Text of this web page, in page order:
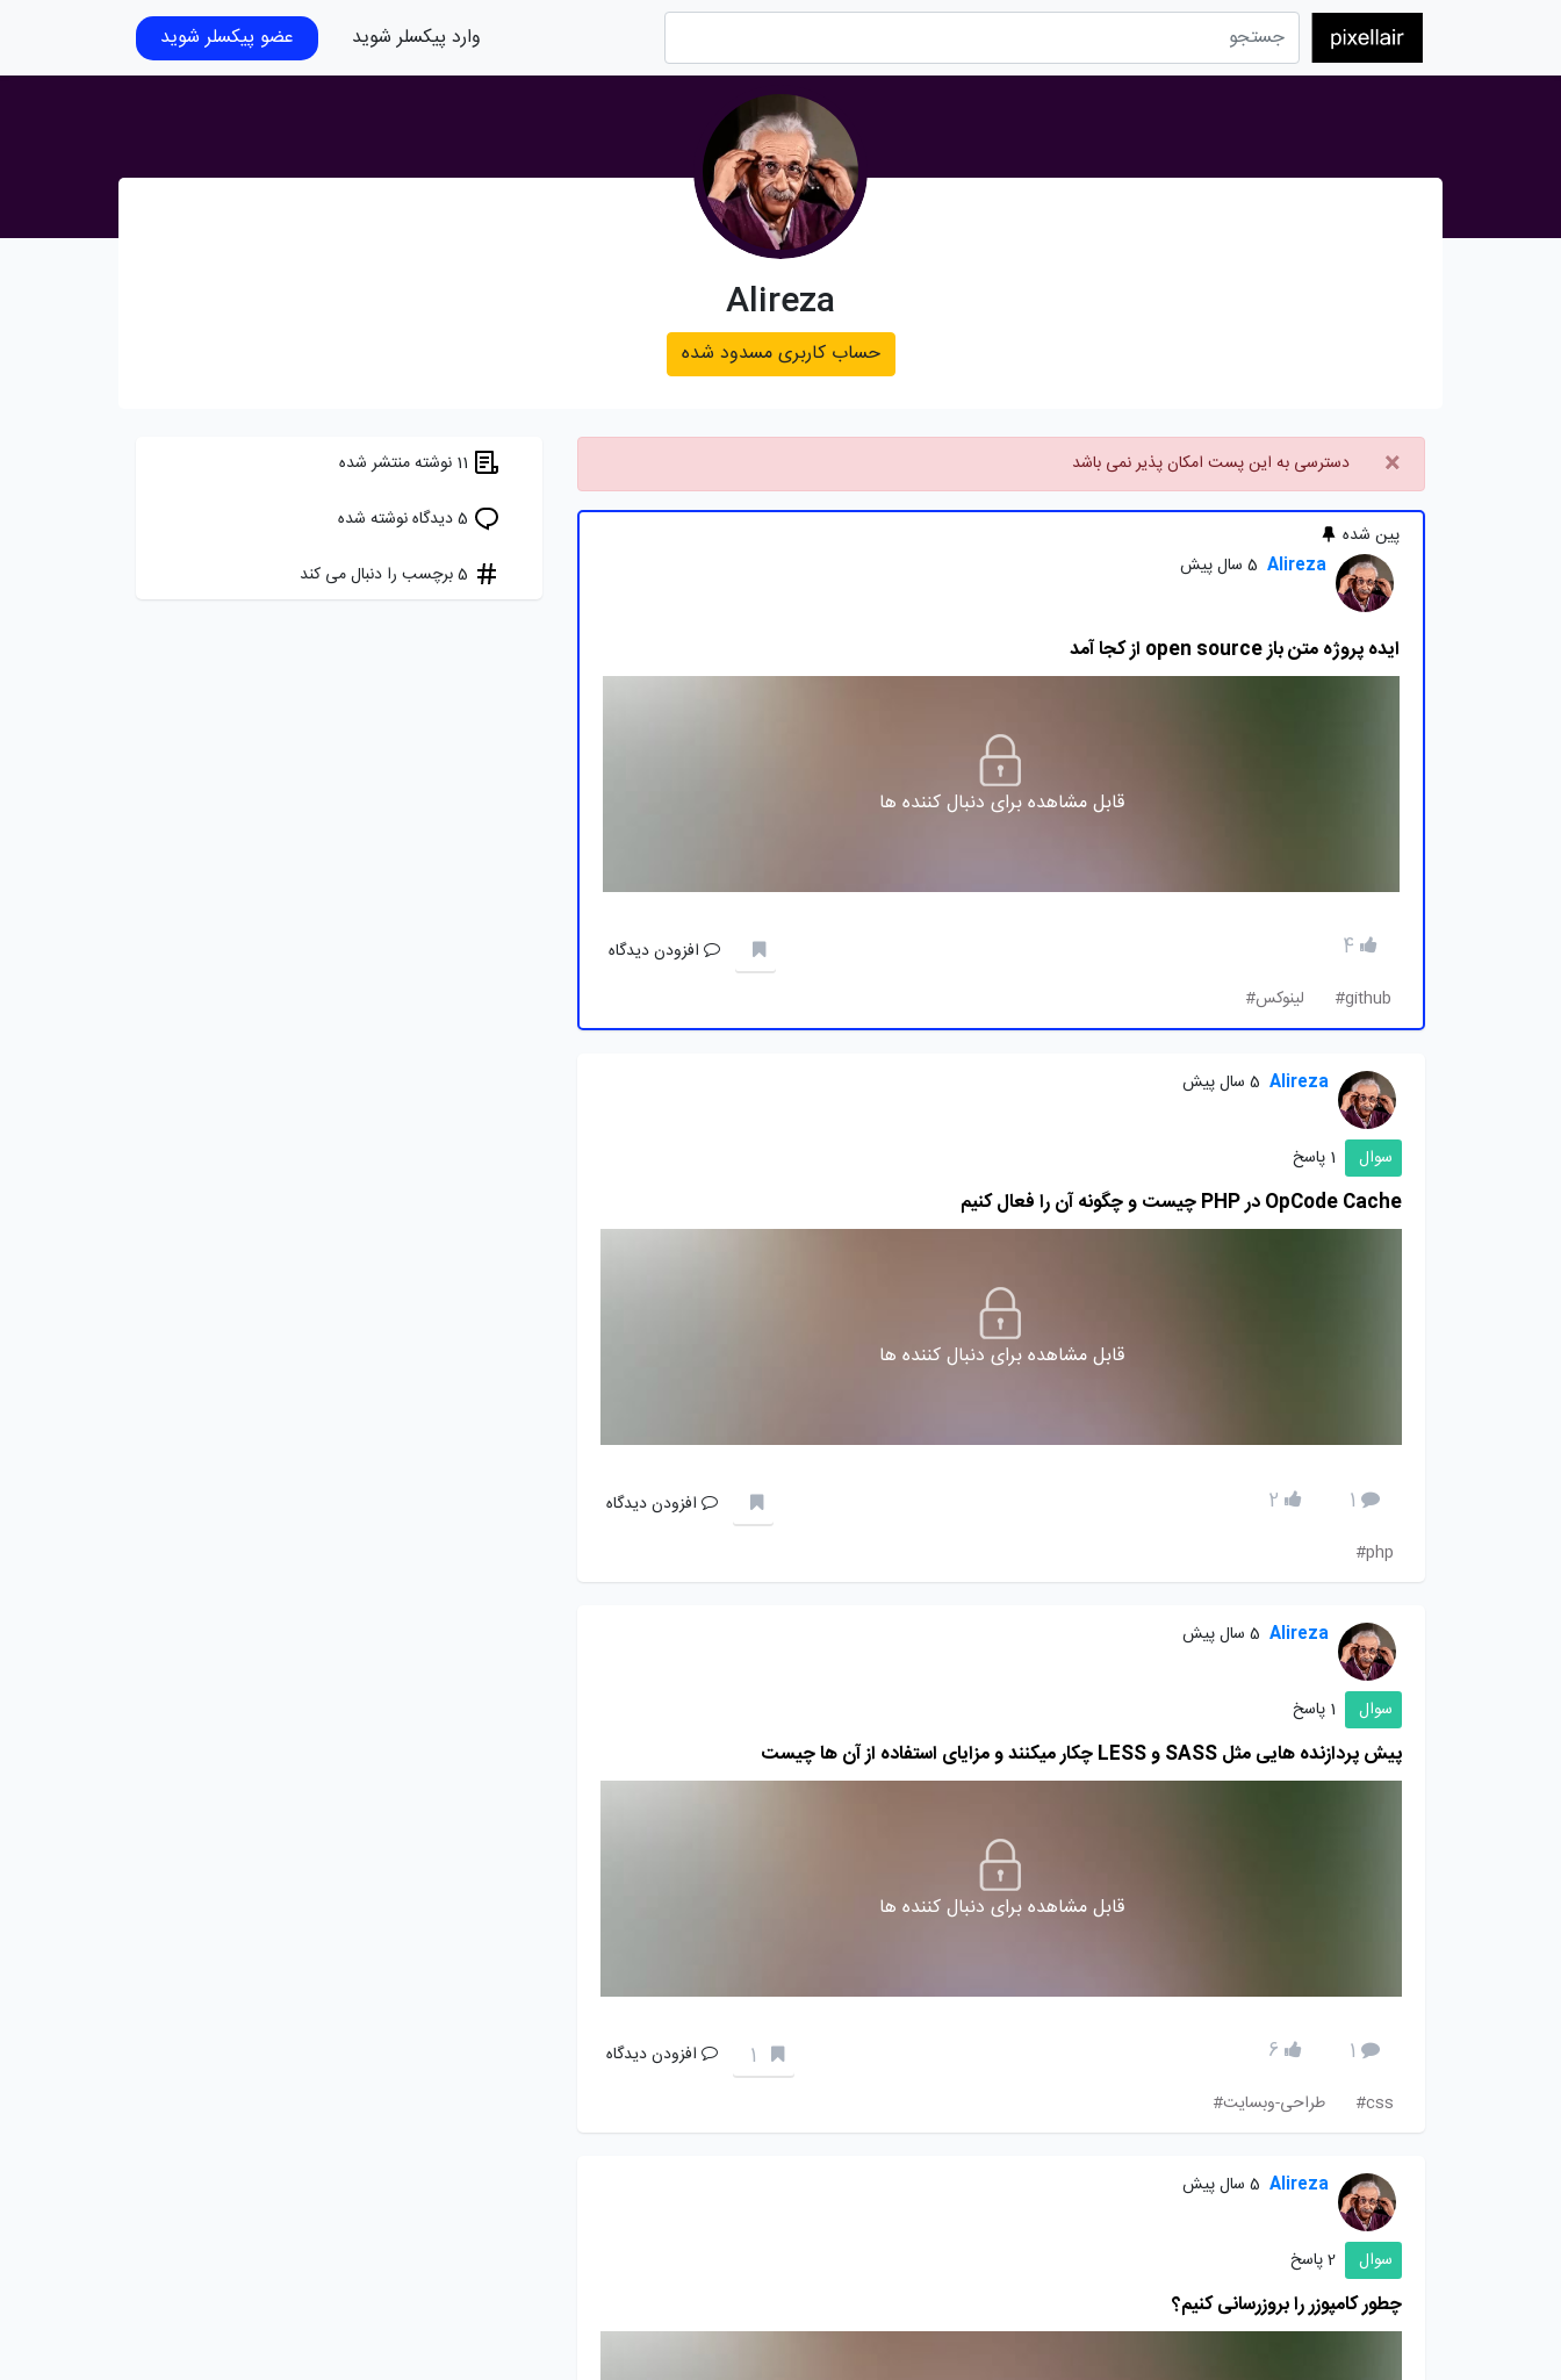
وارد پیکسلر شوید عضو پیکسلر شوید
Alireza
حساب کاربری مسدود شده
× دسترسی به این پست امکان پذیر نمی باشد
پین شده
Alireza 5 سال پیش
ایده پروژه متن باز open source از کجا آمد
قابل مشاهده برای دنبال کننده ها
4
افزودن دیدگاه
github#
لینوکس#
Alireza 5 سال پیش
سوال 1 پاسخ
OpCode Cache در PHP چیست و چگونه آن را فعال کنیم
قابل مشاهده برای دنبال کننده ها
1
2
افزودن دیدگاه
php#
Alireza 5 سال پیش
سوال 1 پاسخ
پیش پردازنده هایی مثل SASS و LESS چکار میکنند و مزایای استفاده از آن ها چیست
قابل مشاهده برای دنبال کننده ها
1
6
1
افزودن دیدگاه
css#
طراحی-وبسایت#
Alireza 5 سال پیش
سوال 2 پاسخ
چطور کامپوزر را بروزرسانی کنیم؟